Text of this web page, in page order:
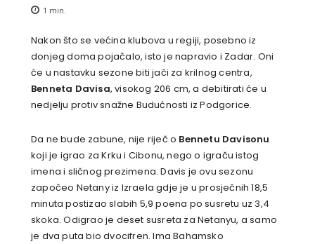
1 min.
Nakon što se većina klubova u regiji, posebno iz
donjeg doma pojačalo, isto je napravio i Zadar. Oni
će u nastavku sezone biti jači za krilnog centra,
Benneta Davisa, visokog 206 cm, a debitirati će u
nedjelju protiv snažne Budućnosti iz Podgorice.
Da ne bude zabune, nije riječ o Bennetu Davisonu
koji je igrao za Krku i Cibonu, nego o igraču istog
imena i sličnog prezimena. Davis je ovu sezonu
započeo Netany iz Izraela gdje je u prosječnih 18,5
minuta postizao slabih 5,9 poena po susretu uz 3,4
skoka. Odigrao je deset susreta za Netanyu, a samo
je dva puta bio dvocifren. Ima Bahamsko